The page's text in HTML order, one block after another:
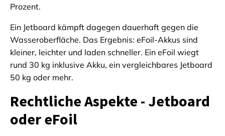
Prozent.
Ein Jetboard kämpft dagegen dauerhaft gegen die
Wasseroberfläche. Das Ergebnis: eFoil-Akkus sind
kleiner, leichter und laden schneller. Ein eFoil wiegt
rund 30 kg inklusive Akku, ein vergleichbares Jetboard
50 kg oder mehr.
Rechtliche Aspekte - Jetboard
oder eFoil